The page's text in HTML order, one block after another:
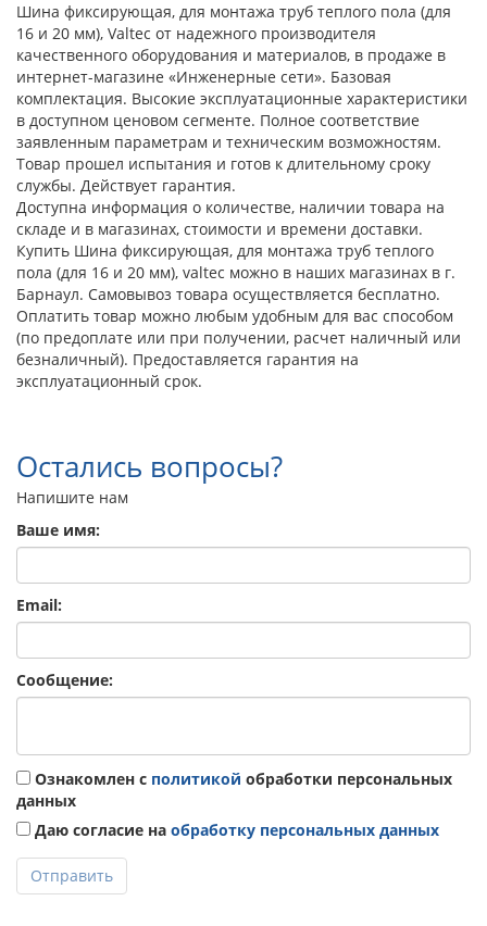
Шина фиксирующая, для монтажа труб теплого пола (для
16 и 20 мм), Valtec от надежного производителя
качественного оборудования и материалов, в продаже в
интернет-магазине «Инженерные сети». Базовая
комплектация. Высокие эксплуатационные характеристики
в доступном ценовом сегменте. Полное соответствие
заявленным параметрам и техническим возможностям.
Товар прошел испытания и готов к длительному сроку
службы. Действует гарантия.
Доступна информация о количестве, наличии товара на
складе и в магазинах, стоимости и времени доставки.
Купить Шина фиксирующая, для монтажа труб теплого
пола (для 16 и 20 мм), valtec можно в наших магазинах в г.
Барнаул. Самовывоз товара осуществляется бесплатно.
Оплатить товар можно любым удобным для вас способом
(по предоплате или при получении, расчет наличный или
безналичный). Предоставляется гарантия на
эксплуатационный срок.
Остались вопросы?
Напишите нам
Ваше имя:
Email:
Сообщение:
Ознакомлен с политикой обработки персональных
данных
Даю согласие на обработку персональных данных
Отправить